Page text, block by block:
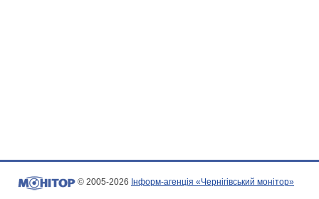
© 2005-2026 Інформ-агенція «Чернігівський монітор»